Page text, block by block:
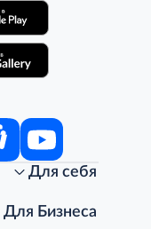
Для себя
Для Бизнеса